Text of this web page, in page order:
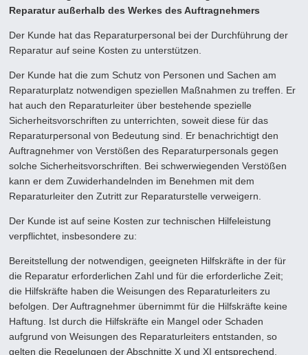
Reparatur außerhalb des Werkes des Auftragnehmers
Der Kunde hat das Reparaturpersonal bei der Durchführung der
Reparatur auf seine Kosten zu unterstützen.
Der Kunde hat die zum Schutz von Personen und Sachen am
Reparaturplatz notwendigen speziellen Maßnahmen zu tref­fen. Er
hat auch den Reparaturleiter über bestehende spezielle
Sicherheitsvorschriften zu unterrichten, soweit diese für das
Reparaturpersonal von Bedeutung sind. Er benachrichtigt den
Auftragnehmer von Verstößen des Reparaturpersonals gegen
solche Sicherheitsvorschriften. Bei schwerwiegenden Verstößen
kann er dem Zuwiderhandelnden im Benehmen mit dem
Reparaturleiter den Zutritt zur Reparaturstelle verweigern.
Der Kunde ist auf seine Kosten zur technischen Hilfeleistung
verpflichtet, insbesondere zu:
Bereitstellung der notwendigen, geeigneten Hilfskräfte in der für
die Reparatur erforderlichen Zahl und für die erforder­liche Zeit;
die Hilfskräfte haben die Weisungen des Reparaturleiters zu
befolgen. Der Auftragnehmer übernimmt für die Hilfskräfte keine
Haftung. Ist durch die Hilfskräfte ein Mangel oder Schaden
aufgrund von Weisungen des Reparaturlei­ters entstanden, so
gelten die Regelungen der Abschnitte X und XI entsprechend.